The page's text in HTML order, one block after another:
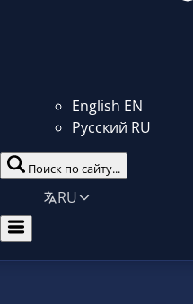
English EN
Русский RU
Поиск по сайту...
RU